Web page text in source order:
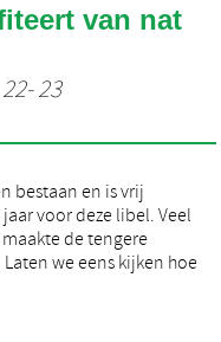
van nat
23
bestaan en is vrij
voor deze libel. Veel
de tengere
we eens kijken hoe